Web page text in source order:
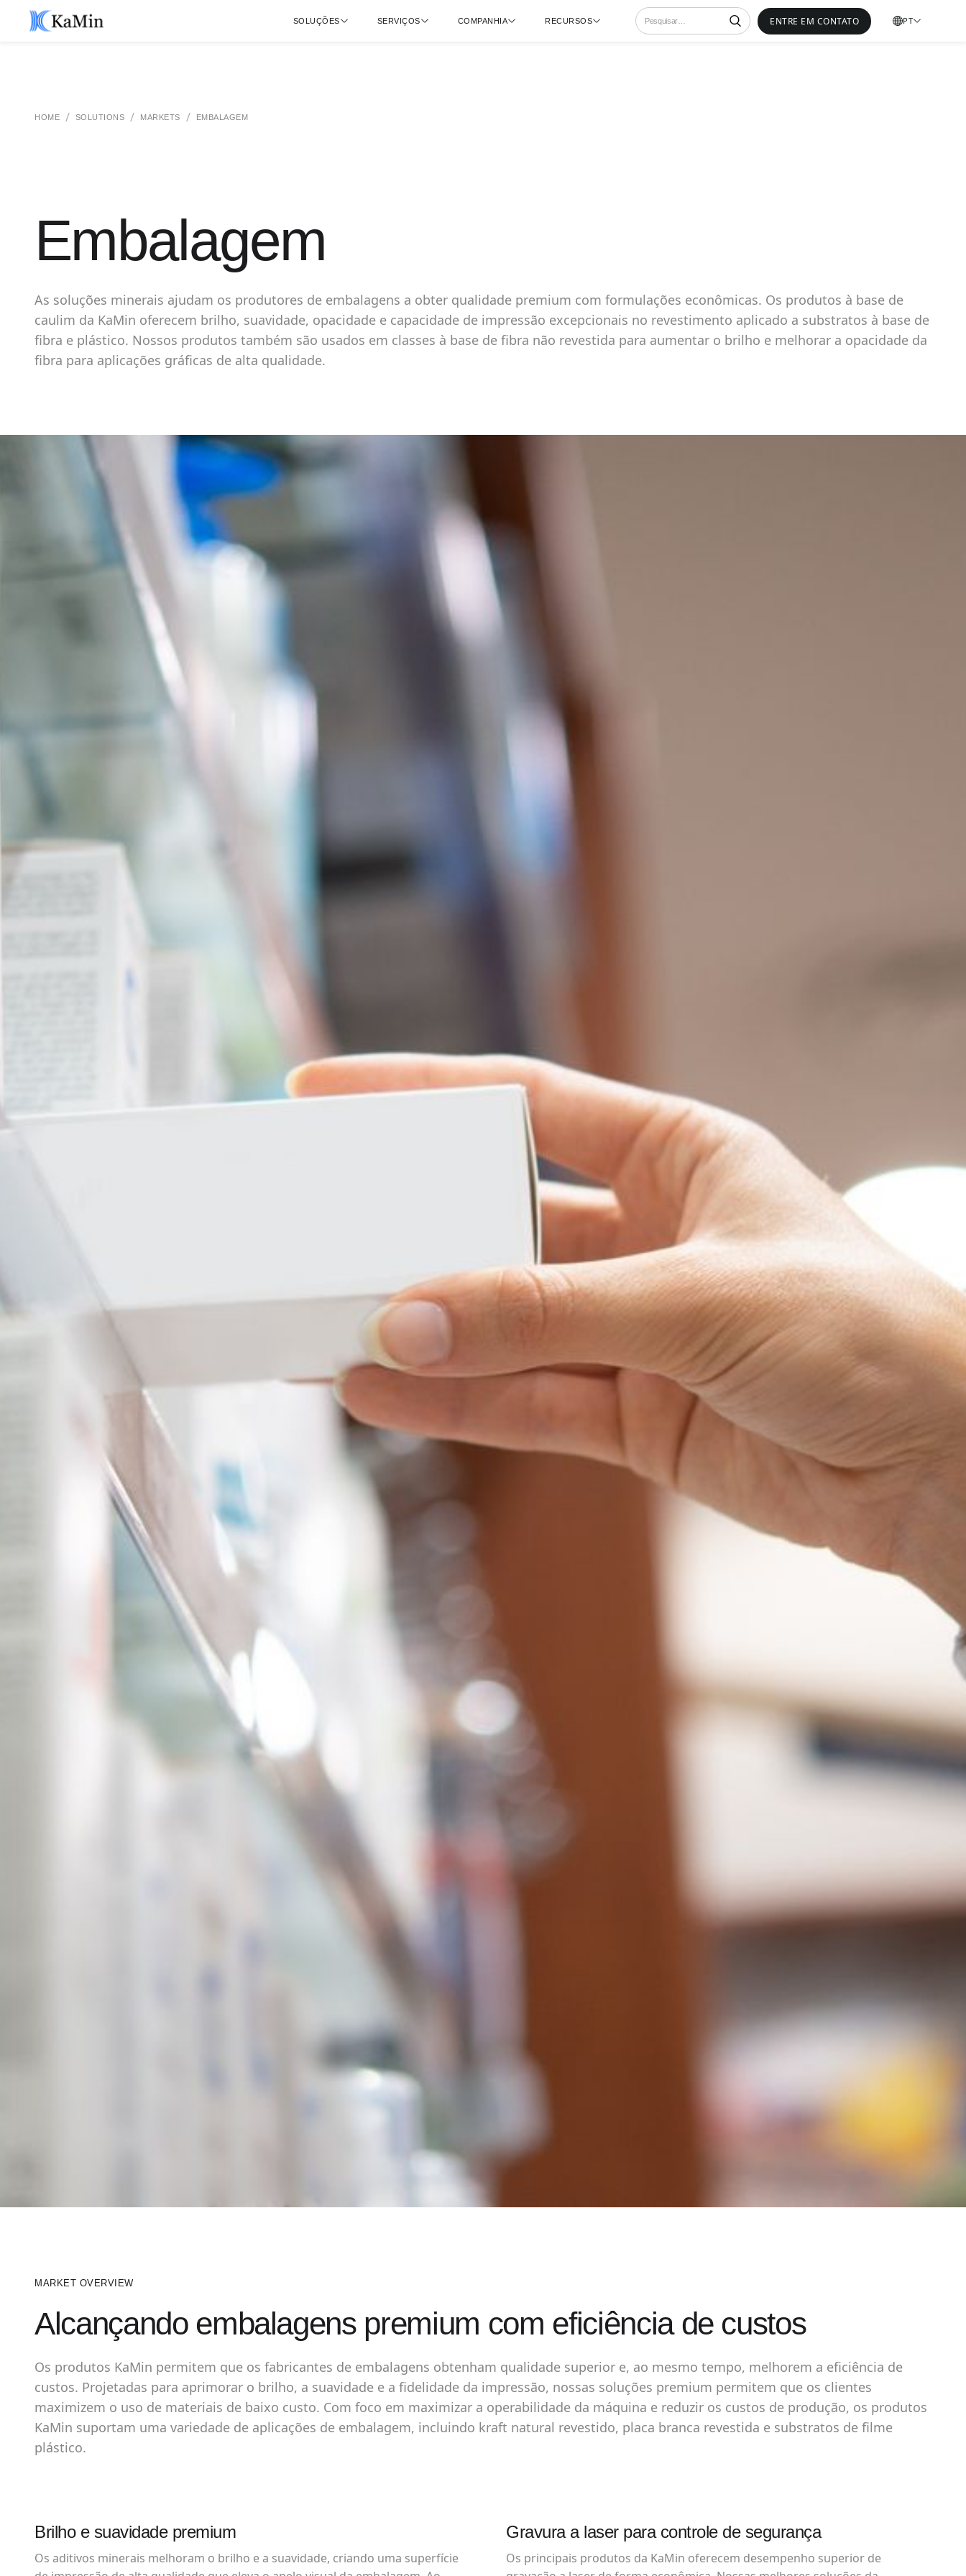
SOLUÇÕES SERVIÇOS COMPANHIA RECURSOS ENTRE EM CONTATO PT
HOME / SOLUTIONS / MARKETS / EMBALAGEM
Embalagem
As soluções minerais ajudam os produtores de embalagens a obter qualidade premium com formulações econômicas. Os produtos à base de
caulim da KaMin oferecem brilho, suavidade, opacidade e capacidade de impressão excepcionais no revestimento aplicado a substratos à base de
fibra e plástico. Nossos produtos também são usados em classes à base de fibra não revestida para aumentar o brilho e melhorar a opacidade da
fibra para aplicações gráficas de alta qualidade.
MARKET OVERVIEW
Alcançando embalagens premium com eficiência de custos
Os produtos KaMin permitem que os fabricantes de embalagens obtenham qualidade superior e, ao mesmo tempo, melhorem a eficiência de
custos. Projetadas para aprimorar o brilho, a suavidade e a fidelidade da impressão, nossas soluções premium permitem que os clientes
maximizem o uso de materiais de baixo custo. Com foco em maximizar a operabilidade da máquina e reduzir os custos de produção, os produtos
KaMin suportam uma variedade de aplicações de embalagem, incluindo kraft natural revestido, placa branca revestida e substratos de filme
plástico.
Brilho e suavidade premium
Os aditivos minerais melhoram o brilho e a suavidade, criando uma superfície
Gravura a laser para controle de segurança
Os principais produtos da KaMin oferecem desempenho superior de